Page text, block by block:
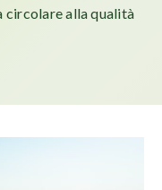
circolare alla qualità